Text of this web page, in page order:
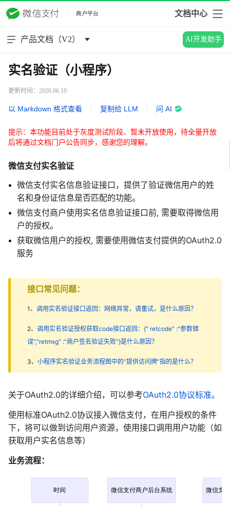
文档中心
产品文档（V2） AI开发助手
实名验证（小程序）
更新时间：2026.06.10
以 Markdown 格式查看 复制给 LLM 问 AI
提示：本功能目前处于灰度测试阶段、暂未开放使用，待全量开放
后将通过文档门户公告同步，感谢您的理解。
微信支付实名验证
微信支付实名信息验证接口，提供了验证微信用户的姓
名和身份证信息是否匹配的功能。
微信支付商户使用实名信息验证接口前, 需要取得微信用
户的授权。
获取微信用户的授权, 需要使用微信支付提供的OAuth2.0
服务
接口常见问题：
1、 调用实名验证接口返回：网络异常，请重试，是什么原因？
2、 调用实名验证授权获取code接口返回：{" retcode" :"参数错
误","retmsg" :"商户签名验证失败"}是什么原因？
3、 小程序实名验证业务流程图中的“提供访问牌”指的是什么？
关于OAuth2.0的详细介绍，可以参考OAuth2.0协议标准。
使用标准OAuth2.0协议接入微信支付，在用户授权的条件
下，将可以做到访问用户资源，使用接口调用用户功能（如
获取用户实名信息等）
业务流程：